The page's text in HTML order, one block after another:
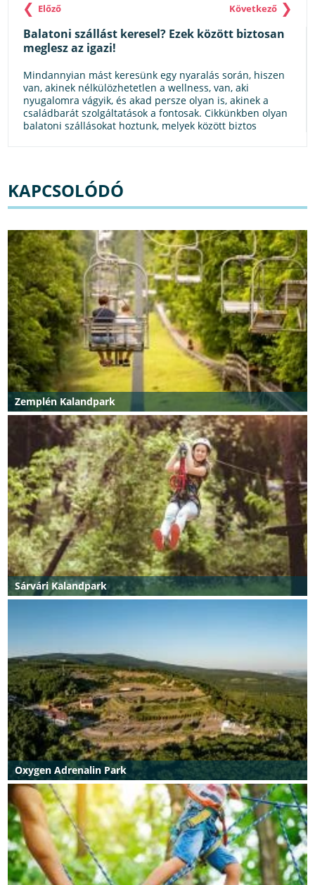
Balatoni szállást keresel? Ezek között biztosan
meglesz az igazi!
Mindannyian mást keresünk egy nyaralás során, hiszen
van, akinek nélkülözhetetlen a wellness, van, aki
nyugalomra vágyik, és akad persze olyan is, akinek a
családbarát szolgáltatások a fontosak. Cikkünkben olyan
balatoni szállásokat hoztunk, melyek között biztos
❮ Előző Következő ❯
KAPCSOLÓDÓ
Zemplén Kalandpark
Sárvári Kalandpark
Oxygen Adrenalin Park